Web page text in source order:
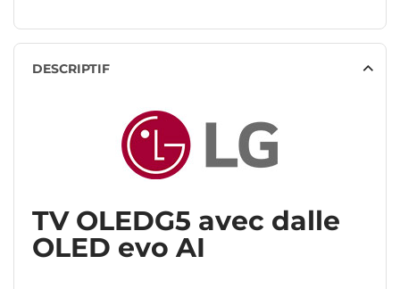
DESCRIPTIF
TV OLEDG5 avec dalle
OLED evo AI